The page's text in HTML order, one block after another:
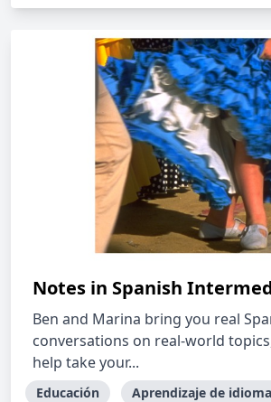
Notes in Spanish
Ben and Marina bring you real
conversations on real-world
help take your...
Educación Aprendizaje de